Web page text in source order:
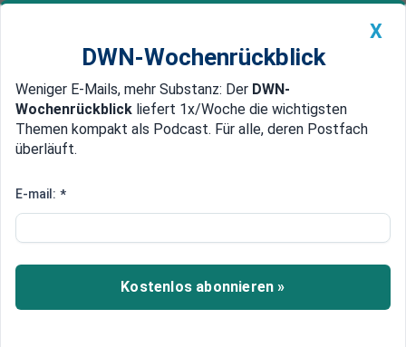
Newsticker MEIN DWN: Geldanlage Premium
Edelmetalle DWN-Magazin China
Heizungsgesetz soll weg – doch
die Bürger belasten
Die frisch geformte Koalition unter der Führung
von Friedrich Merz plant, das Heizungsgesetz
X
DWN-Wochenrückblick
Weniger E-Mails, mehr Substanz: Der DWN-
Wochenrückblick liefert 1x/Woche die wichtigsten
Themen kompakt als Podcast. Für alle, deren Postfach
überläuft.
E-mail: *
Kostenlos abonnieren »